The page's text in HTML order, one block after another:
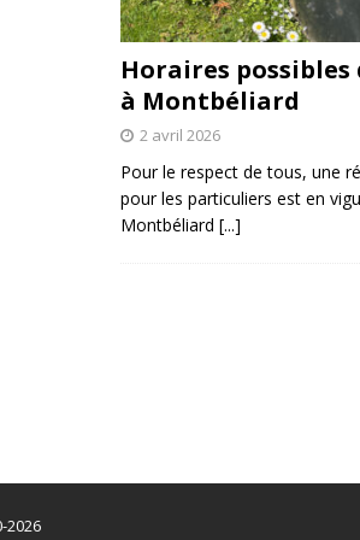
Horaires
à Montbéliard
2 avril 2026
Pour le respect de tous, une
pour les particuliers est en
Montbéliard [...]
2026